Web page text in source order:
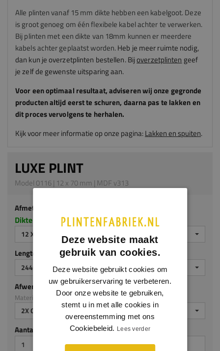
Alle plinten vanaf 15 mm dikte hebben een kabelgoot. Deze
is groot genoeg om één flexibele kabel achter te verwerken.
Bij plinten met een dikte van 18mm kunnen er meerdere
kabels achter geplaatst worden.Heb je meer ruimte nodig,
dan kun je overzetplinten bestellen. Bijoverzetplinten geef
je zelf de gewenste uitsparing aan.
Voor een optimaal resultaat, adviserenwijonze gegronde
producten altijd eerst te schuren, daarna pas te lakken en
dit proces vervolgens te herhalen.
Kijk voor meer informatie op onze pagina:Lakken en spuiten.
LUXE PLINT
Model 0116 | 12 x 70 mm | MDF v313
Afmeting
Dikte x hoogte in millimeters
12 X 70 MM
Lengte (mm)
2440 MM
Afwerking
Materiaal: MDF v313
2X GEGROND
Aantal stuks
Deze website maakt
gebruik van cookies.
Deze website gebruikt cookies om
uw gebruikerservaring te verbeteren.
Door onze website te gebruiken,
stemt u in met alle cookies in
overeenstemming met ons
Cookiebeleid. Lees verder